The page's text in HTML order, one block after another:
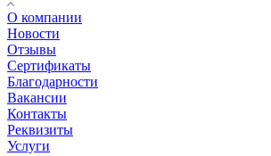
О компании
Новости
Отзывы
Сертификаты
Благодарности
Вакансии
Контакты
Реквизиты
Услуги